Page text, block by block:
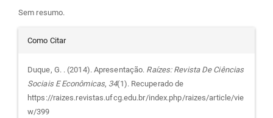
principal
Sem resumo.
Detalhes
do
artigo
Como Citar
Duque, G. . (2014). Apresentação. Raízes: Revista De Ciências
Sociais E Econômicas, 34(1). Recuperado de
https://raizes.revistas.ufcg.edu.br/index.php/raizes/article/vie
w/399